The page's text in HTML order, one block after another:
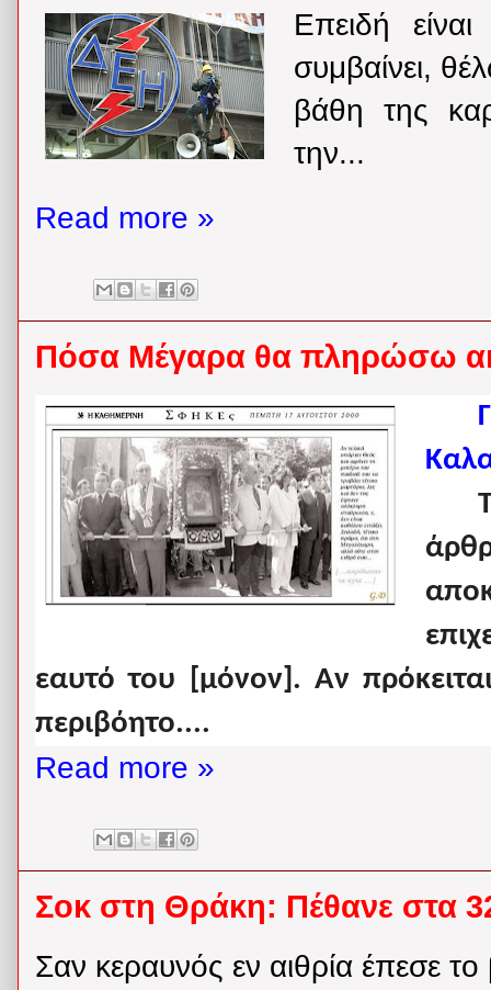
Επειδή
συμβαίνει,
βάθη της
την...
Read more »
Πόσα Μέγαρα θα πληρώσω
εαυτό του [μόνον]. Αν
περιβόητο....
Read more »
Σοκ στη Θράκη: Πέθανε στα
Σαν κεραυνός εν αιθρία έπεσε